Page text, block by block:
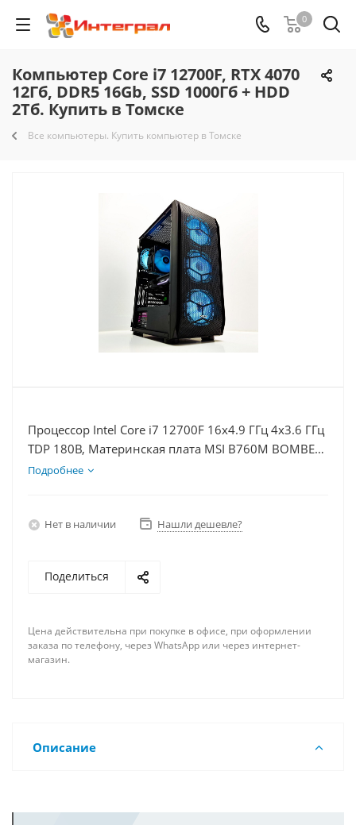
0
Компьютер Core i7 12700F, RTX 4070
12Гб, DDR5 16Gb, SSD 1000Гб + HDD
2Тб. Купить в Томске
Все компьютеры. Купить компьютер в Томске
Процессор Intel Core i7 12700F 16x4.9 ГГц 4x3.6 ГГц
TDP 180В, Материнская плата MSI B760M BOMBER
WIFI D5, Видеокарта RTX 4070 12Гб, Память
Подробнее
Нет в наличии Нашли дешевле?
Поделиться
Цена действительна при покупке в офисе, при оформлении
заказа по телефону, через WhatsApp или через интернет-
магазин.
Описание